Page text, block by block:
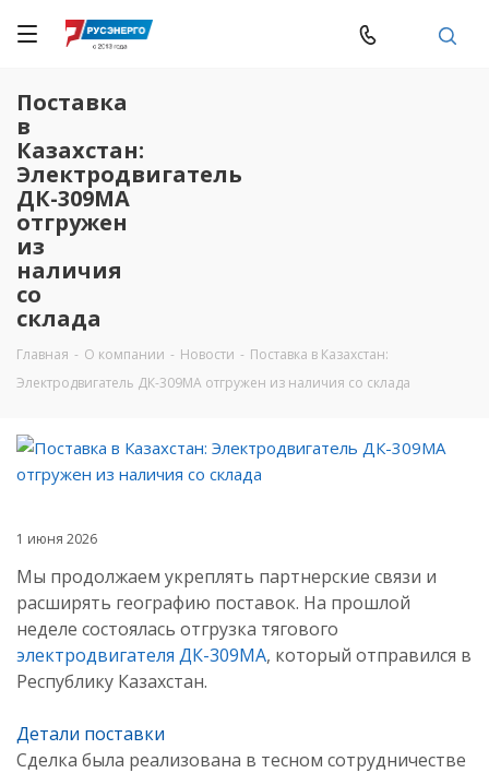
Поставка
в
Казахстан:
Электродвигатель
ДК-309МА
отгружен
из
наличия
со
склада
Главная - О компании - Новости - Поставка в Казахстан:
Электродвигатель ДК-309МА отгружен из наличия со склада
1 июня 2026
Мы продолжаем укреплять партнерские связи и
расширять географию поставок. На прошлой
неделе состоялась отгрузка тягового
электродвигателя ДК-309МА, который отправился в
Республику Казахстан.
Детали поставки
Сделка была реализована в тесном сотрудничестве